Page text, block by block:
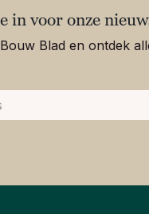
in voor onze
Blad en ontdek